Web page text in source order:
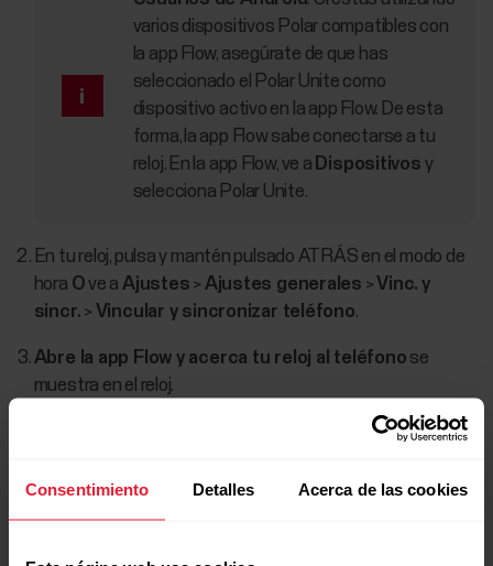
Consentimiento Detalles Acerca de las cookies
varios dispositivos Polar compatibles con
la app Flow, asegúrate de que has
seleccionado el Polar Unite como
dispositivo activo en la app Flow. De esta
forma, la app Flow sabe conectarse a tu
reloj. En la app Flow, ve a Dispositivos y
selecciona Polar Unite.
En tu reloj, pulsa y mantén pulsado ATRÁS en el modo de
hora Ove aAjustes >Ajustes generales >Vinc. y
sincr. > Vincular y sincronizar teléfono.
Abre la app Flow y acerca tu reloj al teléfono se
muestra en el reloj.
Cuando aparezca en tu dispositivo móvil el mensaje de
comprueba que el código mostrado en tu dispositivo móvil
coincide con el código mostrado en tu reloj.
Acepta la solicitud de vinculación de Bluetooth en tu